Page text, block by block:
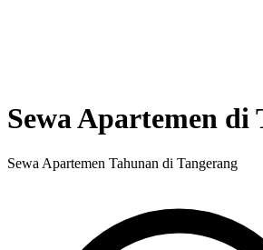
Sewa Apartemen di
Sewa Apartemen Tahunan di Tangerang